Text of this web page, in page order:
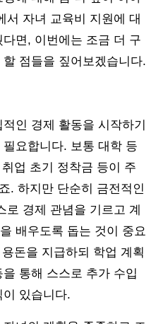
서 자녀 교육비 지원에 대
면, 이번에는 조금 더 구
점들을 짚어보겠습니다.
인 경제 활동을 시작하기
요합니다. 보통 대학 등
업 초기 정착금 등이 주
. 하지만 단순히 금전적인
로 경제 관념을 기르고 계
배우도록 돕는 것이 중요
돈을 지급하되 학업 계획
통해 스스로 추가 수입
있습니다.